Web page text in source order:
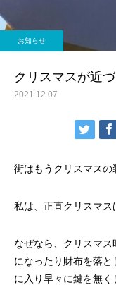
お知らせ
クリスマスが近
2021.12.07
街はもうクリスマスの
私は、正直クリスマス
なぜなら、クリスマ
になったり財布を落と
に入り早々に鍵を無く